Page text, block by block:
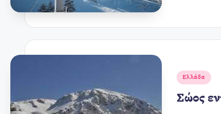
Αναρτήθηκε
Ελλάδα
Σώος